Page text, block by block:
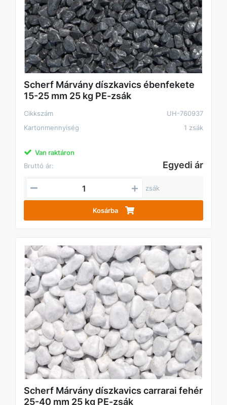
Scherf Márvány díszkavics ébenfekete
15-25 mm 25 kg PE-zsák
Cikkszám
UH-760937
Kartonmennyiség
1 zsák
Van raktáron
Bruttó ár:
Egyedi ár
zsák
Kosárba
Scherf Márvány díszkavics carrarai fehér
25-40 mm 25 kg PE-zsák